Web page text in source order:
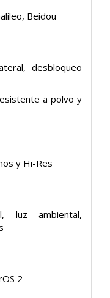
Beidou
desbloqueo
a polvo y
y Hi-Res
luz ambiental,
2